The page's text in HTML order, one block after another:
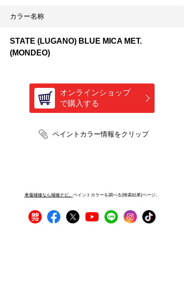
カラー名称
STATE (LUGANO) BLUE MICA MET.
(MONDEO)
オンラインショップ
で購入する
車傷補修なら補修ナビ。 ペイントカラーを調べる(検索結果)ページ。